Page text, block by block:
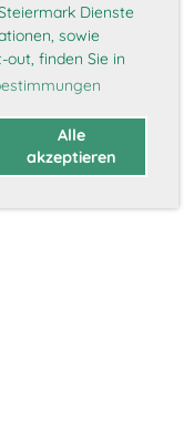
Dienste
sowie
finden Sie in
Alle
akzeptieren